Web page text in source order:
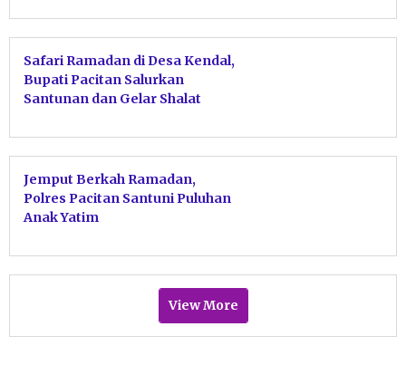
Safari Ramadan di Desa Kendal,
Bupati Pacitan Salurkan
Santunan dan Gelar Shalat
Jemput Berkah Ramadan,
Polres Pacitan Santuni Puluhan
Anak Yatim
View More